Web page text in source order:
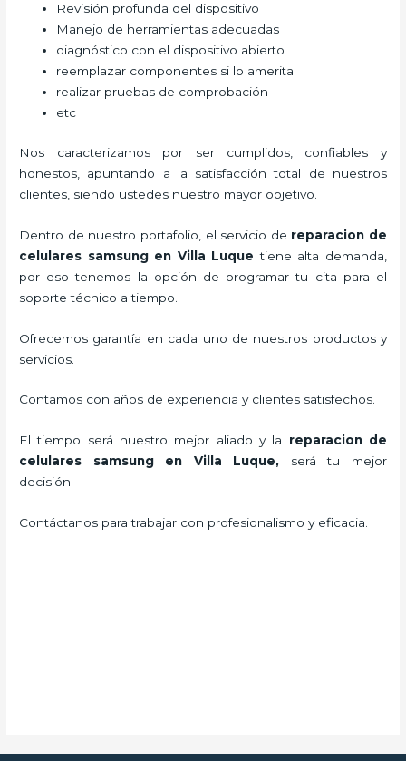
Revisión profunda del dispositivo
Manejo de herramientas adecuadas
diagnóstico con el dispositivo abierto
reemplazar componentes si lo amerita
realizar pruebas de comprobación
etc
Nos caracterizamos por ser cumplidos, confiables y
honestos, apuntando a la satisfacción total de nuestros
clientes, siendo ustedes nuestro mayor objetivo.
Dentro de nuestro portafolio, el servicio de reparacion de
celulares samsung en Villa Luque tiene alta demanda,
por eso tenemos la opción de programar tu cita para el
soporte técnico a tiempo.
Ofrecemos garantía en cada uno de nuestros productos y
servicios.
Contamos con años de experiencia y clientes satisfechos.
El tiempo será nuestro mejor aliado y la reparacion de
celulares samsung en Villa Luque, será tu mejor
decisión.
Contáctanos para trabajar con profesionalismo y eficacia.